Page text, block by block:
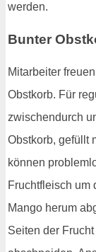
werden.
Bunter
Mitarbeiter
Obstkorb. Für
zwischendurch
Obstkorb, gefüllt
können
Fruchtfleisch um
Mango herum
Seiten der